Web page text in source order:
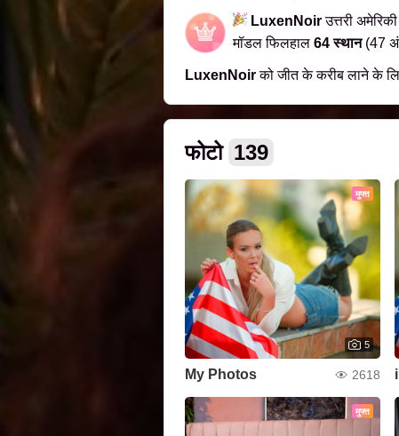
LuxenNoirउत्तरी
मॉडल फिलहाल 64 स्थान(47
LuxenNoirको जीत के करीब लाने के
फोटो 139
मुफ्त
5
My Photos 2618
मुफ्त